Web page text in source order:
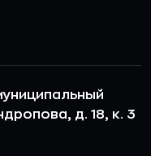
д. 18, к. 3